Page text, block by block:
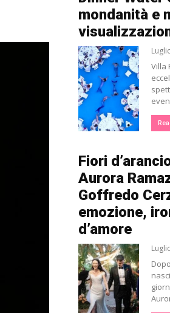
mondanità e
Villa
Fiori
Aurora
Goffredo
emozione,
d’amore